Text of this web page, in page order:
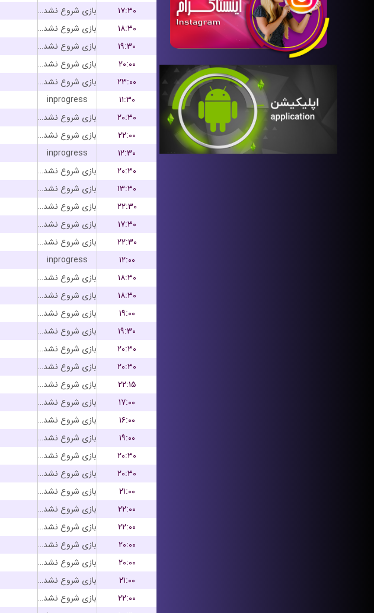
بازی شروع نشده است
۱۷:۳۰
بازی شروع نشده است
۱۸:۳۰
بازی شروع نشده است
۱۹:۳۰
بازی شروع نشده است
۲۰:۰۰
بازی شروع نشده است
۲۳:۰۰
inprogress
۱۱:۳۰
بازی شروع نشده است
۲۰:۳۰
بازی شروع نشده است
۲۲:۰۰
inprogress
۱۲:۳۰
بازی شروع نشده است
۲۰:۳۰
بازی شروع نشده است
۱۳:۳۰
بازی شروع نشده است
۲۲:۳۰
بازی شروع نشده است
۱۷:۳۰
بازی شروع نشده است
۲۲:۳۰
inprogress
۱۲:۰۰
بازی شروع نشده است
۱۸:۳۰
بازی شروع نشده است
۱۸:۳۰
بازی شروع نشده است
۱۹:۰۰
بازی شروع نشده است
۱۹:۳۰
بازی شروع نشده است
۲۰:۳۰
بازی شروع نشده است
۲۰:۳۰
بازی شروع نشده است
۲۲:۱۵
بازی شروع نشده است
۱۷:۰۰
بازی شروع نشده است
۱۶:۰۰
بازی شروع نشده است
۱۹:۰۰
بازی شروع نشده است
۲۰:۳۰
بازی شروع نشده است
۲۰:۳۰
بازی شروع نشده است
۲۱:۰۰
بازی شروع نشده است
۲۲:۰۰
بازی شروع نشده است
۲۲:۰۰
بازی شروع نشده است
۲۰:۰۰
بازی شروع نشده است
۲۰:۰۰
بازی شروع نشده است
۲۱:۰۰
بازی شروع نشده است
۲۲:۰۰